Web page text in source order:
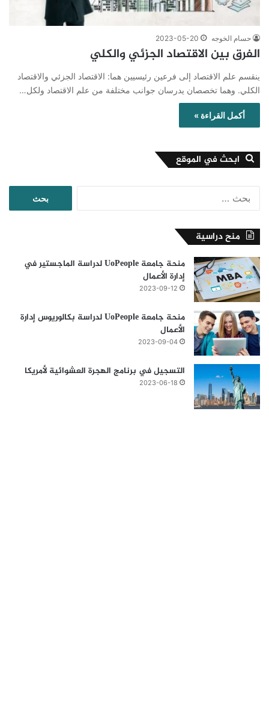
حسام الخوجه 2023-05-20
الفرق بين الاقتصاد الجزئي والكلي
ينقسم علم الاقتصاد إلى فرعين رئيسيين هما: الاقتصاد الجزئي والاقتصاد
الكلي. وهما تخصصان يدرسان جوانب مختلفة من علم الاقتصاد ولكل…
أكمل القراءة »
ابحث في الموقع
منح دراسية
منحة جامعة UoPeople لدراسة الماجستير في
إدارة الأعمال
2023-09-12
منحة جامعة UoPeople لدراسة بكالوريوس إدارة
الأعمال
2023-09-04
التسجيل في برنامج الهجرة العشوائية لأمريكا
2023-06-18